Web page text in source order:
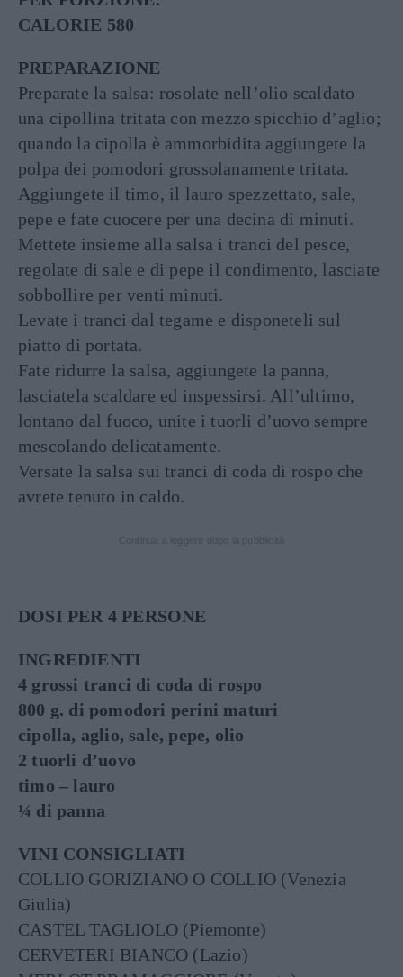
CALORIE 580
PREPARAZIONE
Preparate la salsa: rosolate nell’olio scaldato
una cipollina tritata con mezzo spicchio d’aglio;
quando la cipolla è ammorbidita aggiungete la
polpa dei pomodori grossolanamente tritata.
Aggiungete il timo, il lauro spezzettato, sale,
pepe e fate cuocere per una decina di minuti.
Mettete insieme alla salsa i tranci del pesce,
regolate di sale e di pepe il condimento, lasciate
sobbollire per venti minuti.
Levate i tranci dal tegame e disponeteli sul
piatto di portata.
Fate ridurre la salsa, aggiungete la panna,
lasciatela scaldare ed inspessirsi. All’ultimo,
lontano dal fuoco, unite i tuorli d’uovo sempre
mescolando delicatamente.
Versate la salsa sui tranci di coda di rospo che
avrete tenuto in caldo.
DOSI PER 4 PERSONE
INGREDIENTI
4 grossi tranci di coda di rospo
800 g. di pomodori perini maturi
cipolla, aglio, sale, pepe, olio
2 tuorli d’uovo
timo – lauro
¼ di panna
VINI CONSIGLIATI
COLLIO GORIZIANO O COLLIO (Venezia
Giulia)
CASTEL TAGLIOLO (Piemonte)
CERVETERI BIANCO (Lazio)